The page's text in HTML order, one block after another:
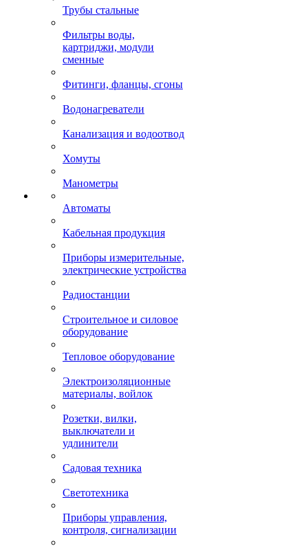
Трубы стальные
Фильтры воды,
картриджи, модули
сменные
Фитинги, фланцы, сгоны
Водонагреватели
Канализация и водоотвод
Хомуты
Манометры
Автоматы
Кабельная продукция
Приборы измерительные,
электрические устройства
Радиостанции
Строительное и силовое
оборудование
Тепловое оборудование
Электроизоляционные
материалы, войлок
Розетки, вилки,
выключатели и
удлинители
Садовая техника
Светотехника
Приборы управления,
контроля, сигнализации